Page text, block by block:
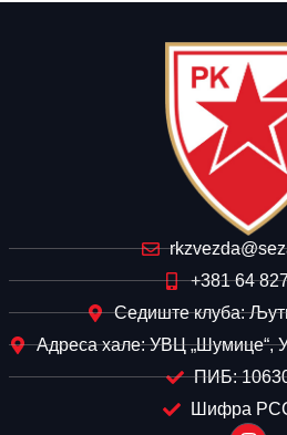
+381 64
Седиште клуба:
Адреса хале: УВЦ „Шумице“,
ПИБ:
Шифра